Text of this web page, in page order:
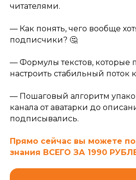
читателями.
— Как понять, чего вообще
подписчики? 🤔
— Формулы текстов, которые
настроить стабильный поток
— Пошаговый алгоритм
канала от аватарки до
подписывались.
Прямо сейчас вы можете
знания ВСЕГО ЗА 1990